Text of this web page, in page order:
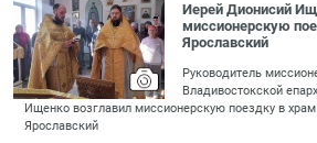
Иерей Дионисий
миссионерскую
Ярославский
Руководитель
Владивостокской
Ищенко возглавил миссионерскую поездку в храм
Ярославский